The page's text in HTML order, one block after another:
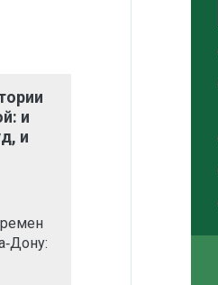
и
и